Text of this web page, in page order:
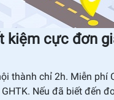
cực đơn
thành chỉ 2h. Miễn phí
Nếu đã biết đến